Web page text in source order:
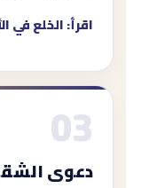
اقرأ: الخلع في
03
دعوى